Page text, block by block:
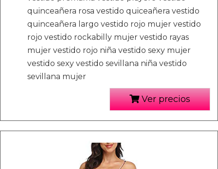
quinceañera rosa vestido quiceañera vestido
quinceañera largo vestido rojo mujer vestido
rojo vestido rockabilly mujer vestido rayas
mujer vestido rojo niña vestido sexy mujer
vestido sexy vestido sevillana niña vestido
sevillana mujer
Ver precios